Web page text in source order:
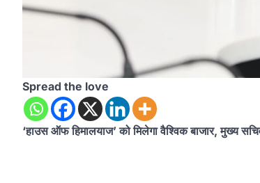
Spread the love
‘हाउस ऑफ हिमालयाज’ को मिलेगा वैश्विक बाजार, मुख्य